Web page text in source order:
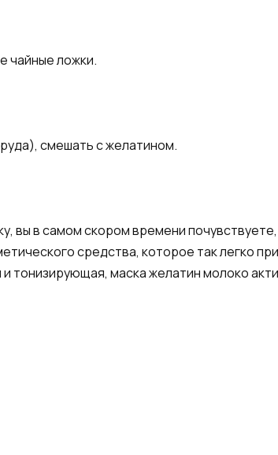
чайные ложки.
смешать с желатином.
вы в самом скором времени
средства, которое так легко
маска желатин молоко